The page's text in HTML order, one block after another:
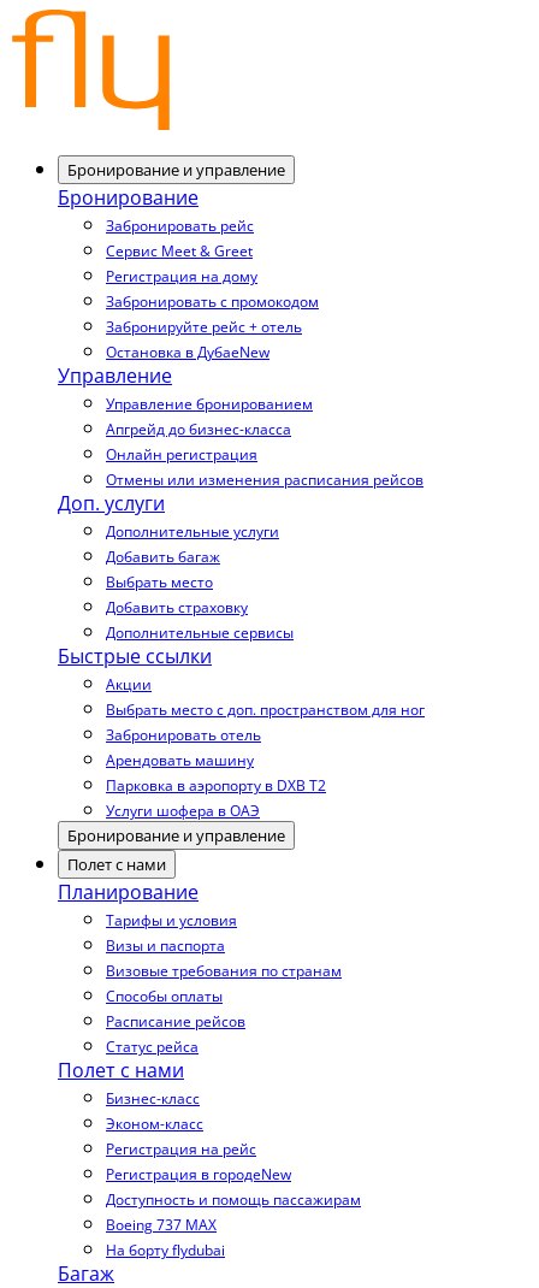
Бронирование и управление
Бронирование
Забронировать рейс
Сервис Meet & Greet
Регистрация на дому
Забронировать с промокодом
Забронируйте рейс + отель
Остановка в ДубаеNew
Управление
Управление бронированием
Апгрейд до бизнес-класса
Онлайн регистрация
Отмены или изменения расписания рейсов
Доп. услуги
Дополнительные услуги
Добавить багаж
Выбрать место
Добавить страховку
Дополнительные сервисы
Быстрые ссылки
Акции
Выбрать место с доп. пространством для ног
Забронировать отель
Арендовать машину
Парковка в аэропорту в DXB T2
Услуги шофера в ОАЭ
Бронирование и управление
Полет с нами
Планирование
Тарифы и условия
Визы и паспорта
Визовые требования по странам
Способы оплаты
Расписание рейсов
Статус рейса
Полет с нами
Бизнес-класс
Эконом-класс
Регистрация на рейс
Регистрация в городеNew
Доступность и помощь пассажирам
Boeing 737 MAX
На борту flydubai
Багаж